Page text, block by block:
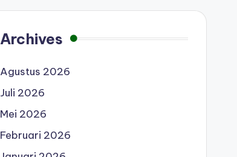
Archives
Agustus 2026
Juli 2026
Mei 2026
Februari 2026